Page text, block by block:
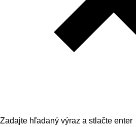
Zadajte hľadaný výraz a stlačte enter